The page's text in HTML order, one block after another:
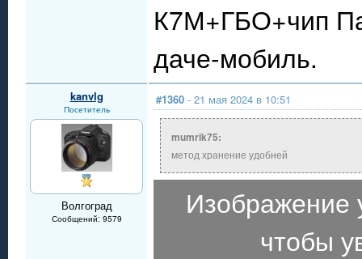
К7М+ГБО+чип
даче-мобиль.
kanvlg
Посетитель
Волгоград
Сообщений: 9579
#1360 - 21 мая 2024 в 10:51
mumrik75:
метод хранение удобней
чтобы